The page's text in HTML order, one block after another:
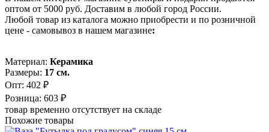
оптом от 5000 руб. Доставим в любой город России.
Любой товар из каталога можно приобрести и по розничной
цене - самовывоз в нашем магазине:
Материал: Керамика
Размеры: 17 см.
Опт: 402 ₽
Розница: 603 ₽
товар временно отсутствует на складе
Похожие товары